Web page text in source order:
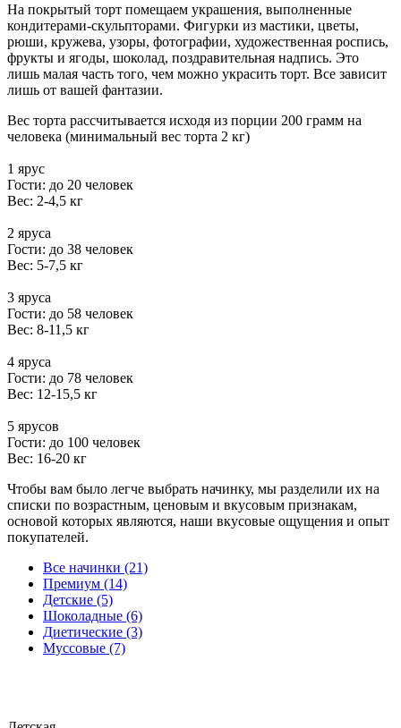
На покрытый торт помещаем украшения, выполненные
кондитерами-скульпторами. Фигурки из мастики, цветы,
рюши, кружева, узоры, фотографии, художественная роспись,
фрукты и ягоды, шоколад, поздравительная надпись. Это
лишь малая часть того, чем можно украсить торт. Все зависит
лишь от вашей фантазии.
Вес торта рассчитывается исходя из порции 200 грамм на
человека (минимальный вес торта 2 кг)
1 ярус
Гости: до 20 человек
Вес: 2-4,5 кг
2 яруса
Гости: до 38 человек
Вес: 5-7,5 кг
3 яруса
Гости: до 58 человек
Вес: 8-11,5 кг
4 яруса
Гости: до 78 человек
Вес: 12-15,5 кг
5 ярусов
Гости: до 100 человек
Вес: 16-20 кг
Чтобы вам было легче выбрать начинку, мы разделили их на
списки по возрастным, ценовым и вкусовым признакам,
основой которых являются, наши вкусовые ощущения и опыт
покупателей.
Все начинки (21)
Премиум (14)
Детские (5)
Шоколадные (6)
Диетические (3)
Муссовые (7)